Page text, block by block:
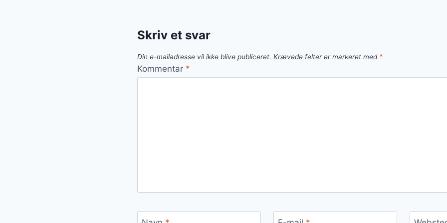
Skriv et svar
Din e-mailadresse vil ikke blive publiceret. Krævede felter er markeret med *
Kommentar *